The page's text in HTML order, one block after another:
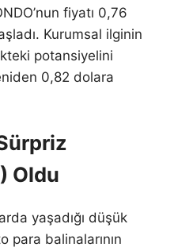
fiyatı 0,76
Kurumsal ilginin
potansiyelini
0,82 dolara
Oldu
yaşadığı düşük
para balinalarının